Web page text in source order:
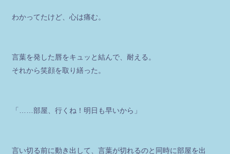
わかってたけど、心は痛む。
言葉を発した唇をキュッと結んで、耐える。
それから笑顔を取り繕った。
「……部屋、行くね！明日も早いから」
言い切る前に動き出して、言葉が切れるのと同時に部屋を出